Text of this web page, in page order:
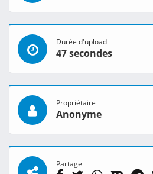
Durée d'upload
47 secondes
Propriétaire
Anonyme
Partage